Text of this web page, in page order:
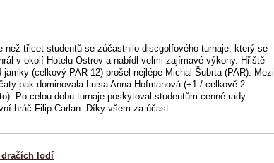
než třicet studentů se zúčastnilo discgolfového turnaje, který se
v okolí Hotelu Ostrov a nabídl velmi zajímavé výkony. Hřiště
jamky (celkový PAR 12) prošel nejlépe Michal Šubrta (PAR). Mezi
pak dominovala Luisa Anna Hofmanová (+1 / celkově 2.
Po celou dobu turnaje poskytoval studentům cenné rady
hráč Filip Carlan. Díky všem za účast.
dračích lodí